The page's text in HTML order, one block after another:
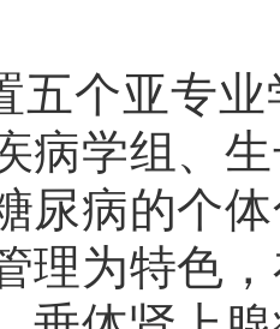
五个亚专
病学组、
尿病的个
理为特色